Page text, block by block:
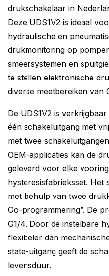
drukschakelaar in
Deze UDS1V2 is ideaal
hydraulische en
drukmonitoring op
smeersystemen en
te stellen elektronische
diverse meetbereiken van
De UDS1V2 is
één schakeluitgang met
met twee
OEM-applicaties kan de
geleverd voor elke
hysteresisfabrieksset. Het
met behulp van twee
Go-programmering”. De
G1/4. Door de instelbare
flexibeler dan
state-uitgang geeft de
levensduur.